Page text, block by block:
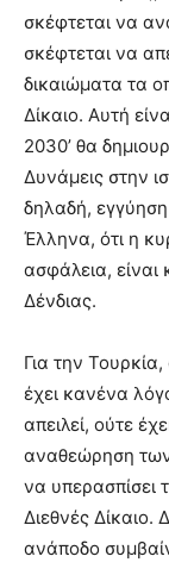
σκέφτεται να
σκέφτεται να
δικαιώματα τα
Δίκαιο. Αυτή
2030’ θα
Δυνάμεις στην
δηλαδή,
Έλληνα, ότι η
ασφάλεια,
Δένδιας.
Για την
έχει κανένα
απειλεί, ούτε
αναθεώρηση
να υπερασπίσει
Διεθνές Δίκαιο.
ανάποδο